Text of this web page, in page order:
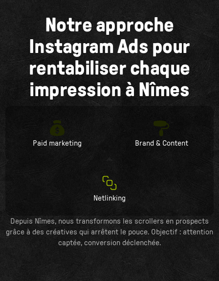
Notre approche
Instagram Ads pour
rentabiliser chaque
impression à Nîmes
Paid marketing Brand & Content
Netlinking
Depuis Nîmes, nous transformons les scrollers en prospects
grâce à des créatives qui arrêtent le pouce. Objectif : attention
captée, conversion déclenchée.